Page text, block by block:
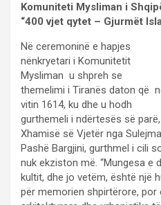
Komuniteti Mysliman i
“400 vjet qytet – Gjurmët
Në ceremoninë e hapjes
nënkryetari i Komunitetit
Mysliman u shpreh se
themelimi i Tiranës daton që
vitin 1614, ku dhe u hodh
gurthemeli i ndërtesës së
Xhamisë së Vjetër nga
Pashë Bargjini, gurthmel i cili
nuk ekziston më. “Mungesa e
kultit, dhe jo vetëm, është një
për memorien shpirtërore, por